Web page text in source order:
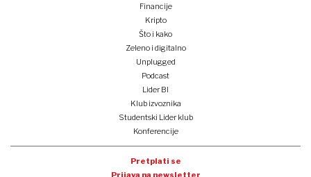
Financije
Kripto
Što i kako
Zeleno i digitalno
Unplugged
Podcast
Lider BI
Klub izvoznika
Studentski Lider klub
Konferencije
Pretplati se
Prijava na newsletter